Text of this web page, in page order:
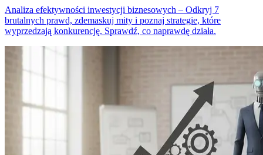
Analiza efektywności inwestycji biznesowych – Odkryj 7
brutalnych prawd, zdemaskuj mity i poznaj strategie, które
wyprzedzają konkurencję. Sprawdź, co naprawdę działa.